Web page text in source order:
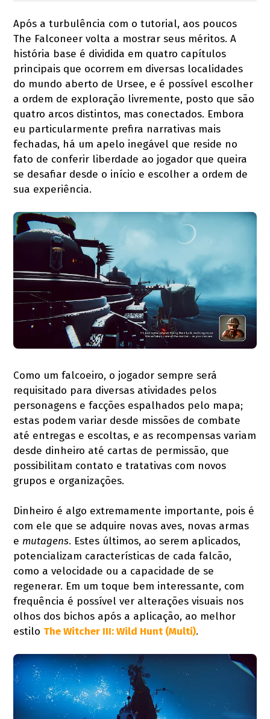
Após a turbulência com o tutorial, aos poucos
The Falconeer volta a mostrar seus méritos. A
história base é dividida em quatro capítulos
principais que ocorrem em diversas localidades
do mundo aberto de Ursee, e é possível escolher
a ordem de exploração livremente, posto que são
quatro arcos distintos, mas conectados. Embora
eu particularmente prefira narrativas mais
fechadas, há um apelo inegável que reside no
fato de conferir liberdade ao jogador que queira
se desafiar desde o início e escolher a ordem de
sua experiência.
Como um falcoeiro, o jogador sempre será
requisitado para diversas atividades pelos
personagens e facções espalhados pelo mapa;
estas podem variar desde missões de combate
até entregas e escoltas, e as recompensas variam
desde dinheiro até cartas de permissão, que
possibilitam contato e tratativas com novos
grupos e organizações.
Dinheiro é algo extremamente importante, pois é
com ele que se adquire novas aves, novas armas
e mutagens. Estes últimos, ao serem aplicados,
potencializam características de cada falcão,
como a velocidade ou a capacidade de se
regenerar. Em um toque bem interessante, com
frequência é possível ver alterações visuais nos
olhos dos bichos após a aplicação, ao melhor
estilo The Witcher III: Wild Hunt (Multi).